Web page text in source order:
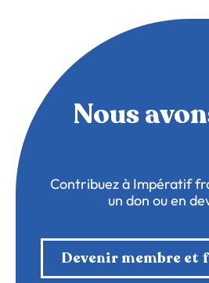
Nous
Contribuez à Impératif
un don ou en
Devenir membre et